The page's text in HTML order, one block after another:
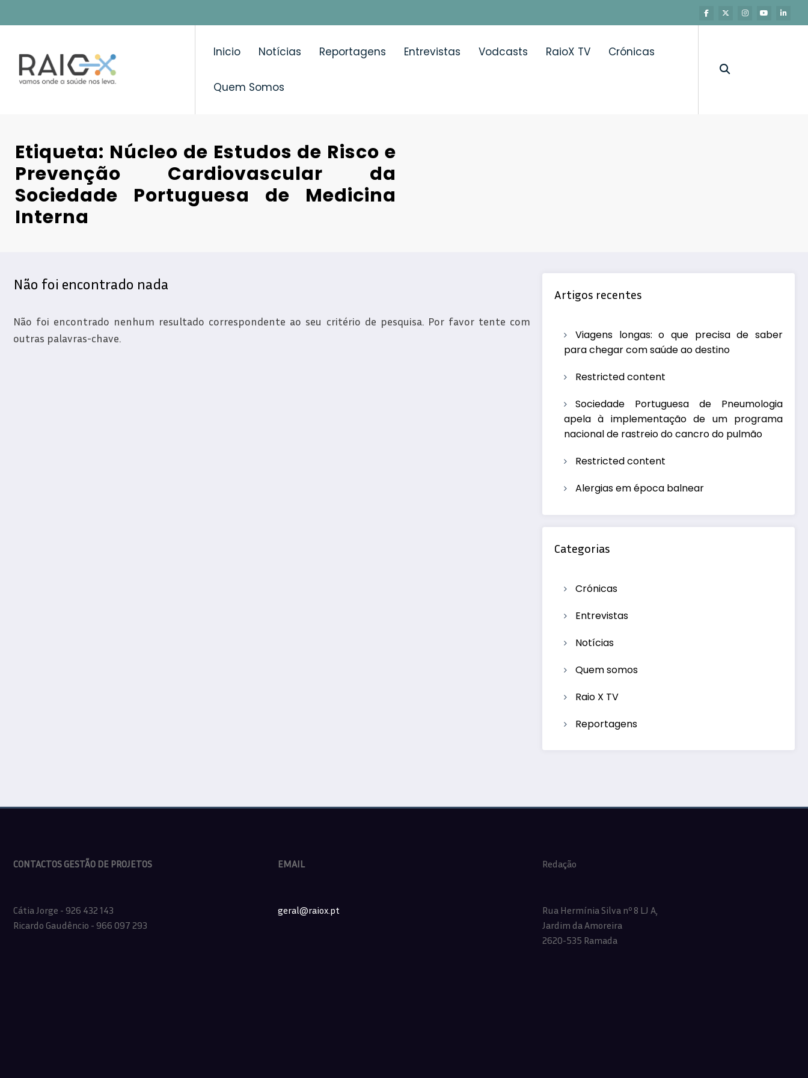
para
conteúdo
Inicio Notícias Reportagens Entrevistas Vodcasts RaioX TV Crónicas
Quem Somos
Etiqueta: Núcleo de Estudos de Risco e
Prevenção Cardiovascular da
Sociedade Portuguesa de Medicina
Interna
Não foi encontrado nada
Não foi encontrado nenhum resultado correspondente ao seu critério de pesquisa. Por favor tente com
outras palavras-chave.
Artigos recentes
Viagens longas: o que precisa de saber
para chegar com saúde ao destino
Restricted content
Sociedade Portuguesa de Pneumologia
apela à implementação de um programa
nacional de rastreio do cancro do pulmão
Restricted content
Alergias em época balnear
Categorias
Crónicas
Entrevistas
Notícias
Quem somos
Raio X TV
Reportagens
CONTACTOS GESTÃO DE PROJETOS
Cátia Jorge - 926 432 143
Ricardo Gaudêncio - 966 097 293
EMAIL
geral@raiox.pt
Redação
Rua Hermínia Silva nº 8 LJ A,
Jardim da Amoreira
2620-535 Ramada